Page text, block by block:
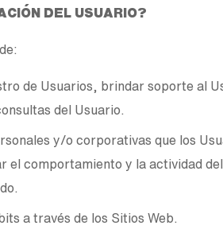
DEL USUARIO?
de Usuarios, brindar soporte al
del Usuario.
y/o corporativas que los
comportamiento y la actividad del
a través de los Sitios Web.